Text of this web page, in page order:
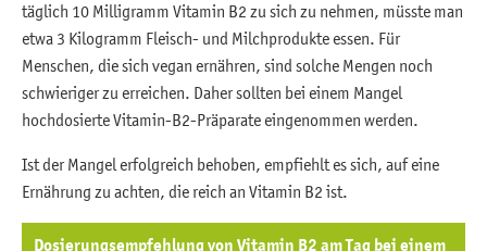
täglich 10 Milligramm Vitamin B2 zu sich zu nehmen, müsste man
etwa 3 Kilogramm Fleisch- und Milchprodukte essen. Für
Menschen, die sich vegan ernähren, sind solche Mengen noch
schwieriger zu erreichen. Daher sollten bei einem Mangel
hochdosierte Vitamin-B2-Präparate eingenommen werden.
Ist der Mangel erfolgreich behoben, empfiehlt es sich, auf eine
Ernährung zu achten, die reich an Vitamin B2 ist.
Dosierungsempfehlung von Vitamin B2 am Tag bei einem